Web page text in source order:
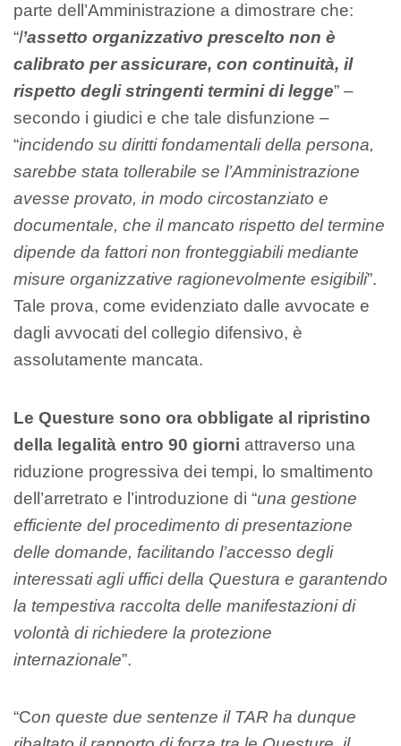
parte dell’Amministrazione a dimostrare che:
“l’assetto organizzativo prescelto non è
calibrato per assicurare, con continuità, il
rispetto degli stringenti termini di legge” –
secondo i giudici e che tale disfunzione –
“incidendo su diritti fondamentali della persona,
sarebbe stata tollerabile se l’Amministrazione
avesse provato, in modo circostanziato e
documentale, che il mancato rispetto del termine
dipende da fattori non fronteggiabili mediante
misure organizzative ragionevolmente esigibili”.
Tale prova, come evidenziato dalle avvocate e
dagli avvocati del collegio difensivo, è
assolutamente mancata.
Le Questure sono ora obbligate al ripristino
della legalità entro 90 giorni attraverso una
riduzione progressiva dei tempi, lo smaltimento
dell’arretrato e l’introduzione di “una gestione
efficiente del procedimento di presentazione
delle domande, facilitando l’accesso degli
interessati agli uffici della Questura e garantendo
la tempestiva raccolta delle manifestazioni di
volontà di richiedere la protezione
internazionale”.
“Con queste due sentenze il TAR ha dunque